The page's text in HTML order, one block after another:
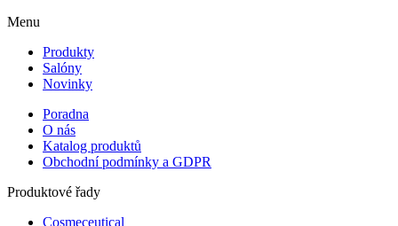
Menu
Produkty
Salóny
Novinky
Poradna
O nás
Katalog produktů
Obchodní podmínky a GDPR
Produktové řady
Cosmeceutical